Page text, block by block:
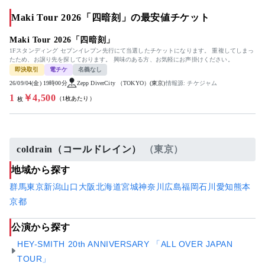
Maki Tour 2026「四暗刻」の最安値チケット
Maki Tour 2026「四暗刻」
1Fスタンディング セブンイレブン先行にて当選したチケットになります。 重複してしまっ
たため、お譲り先を探しております。 興味のある方、お気軽にお声掛けください。
即決取引
電チケ 名義なし
26/09/04(金) 19時00分 Zepp DiverCity （TOKYO）(東京)情報源: チケジャム
1 枚￥4,500 （1枚あたり）
coldrain（コールドレイン） （東京）
地域から探す
群馬東京新潟山口 大阪北海道宮城神奈川 広島福岡石川 愛知熊本
京都
公演から探す
HEY-SMITH 20th ANNIVERSARY 「ALL OVER JAPAN
TOUR」